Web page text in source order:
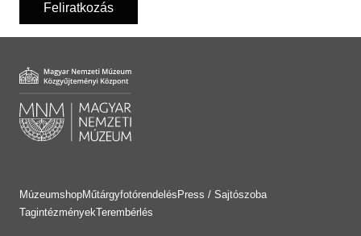
Feliratkozás
MúzeumshopMűtárgyfotórendelés Press / Sajtószoba
TagintézményekTerembérlés